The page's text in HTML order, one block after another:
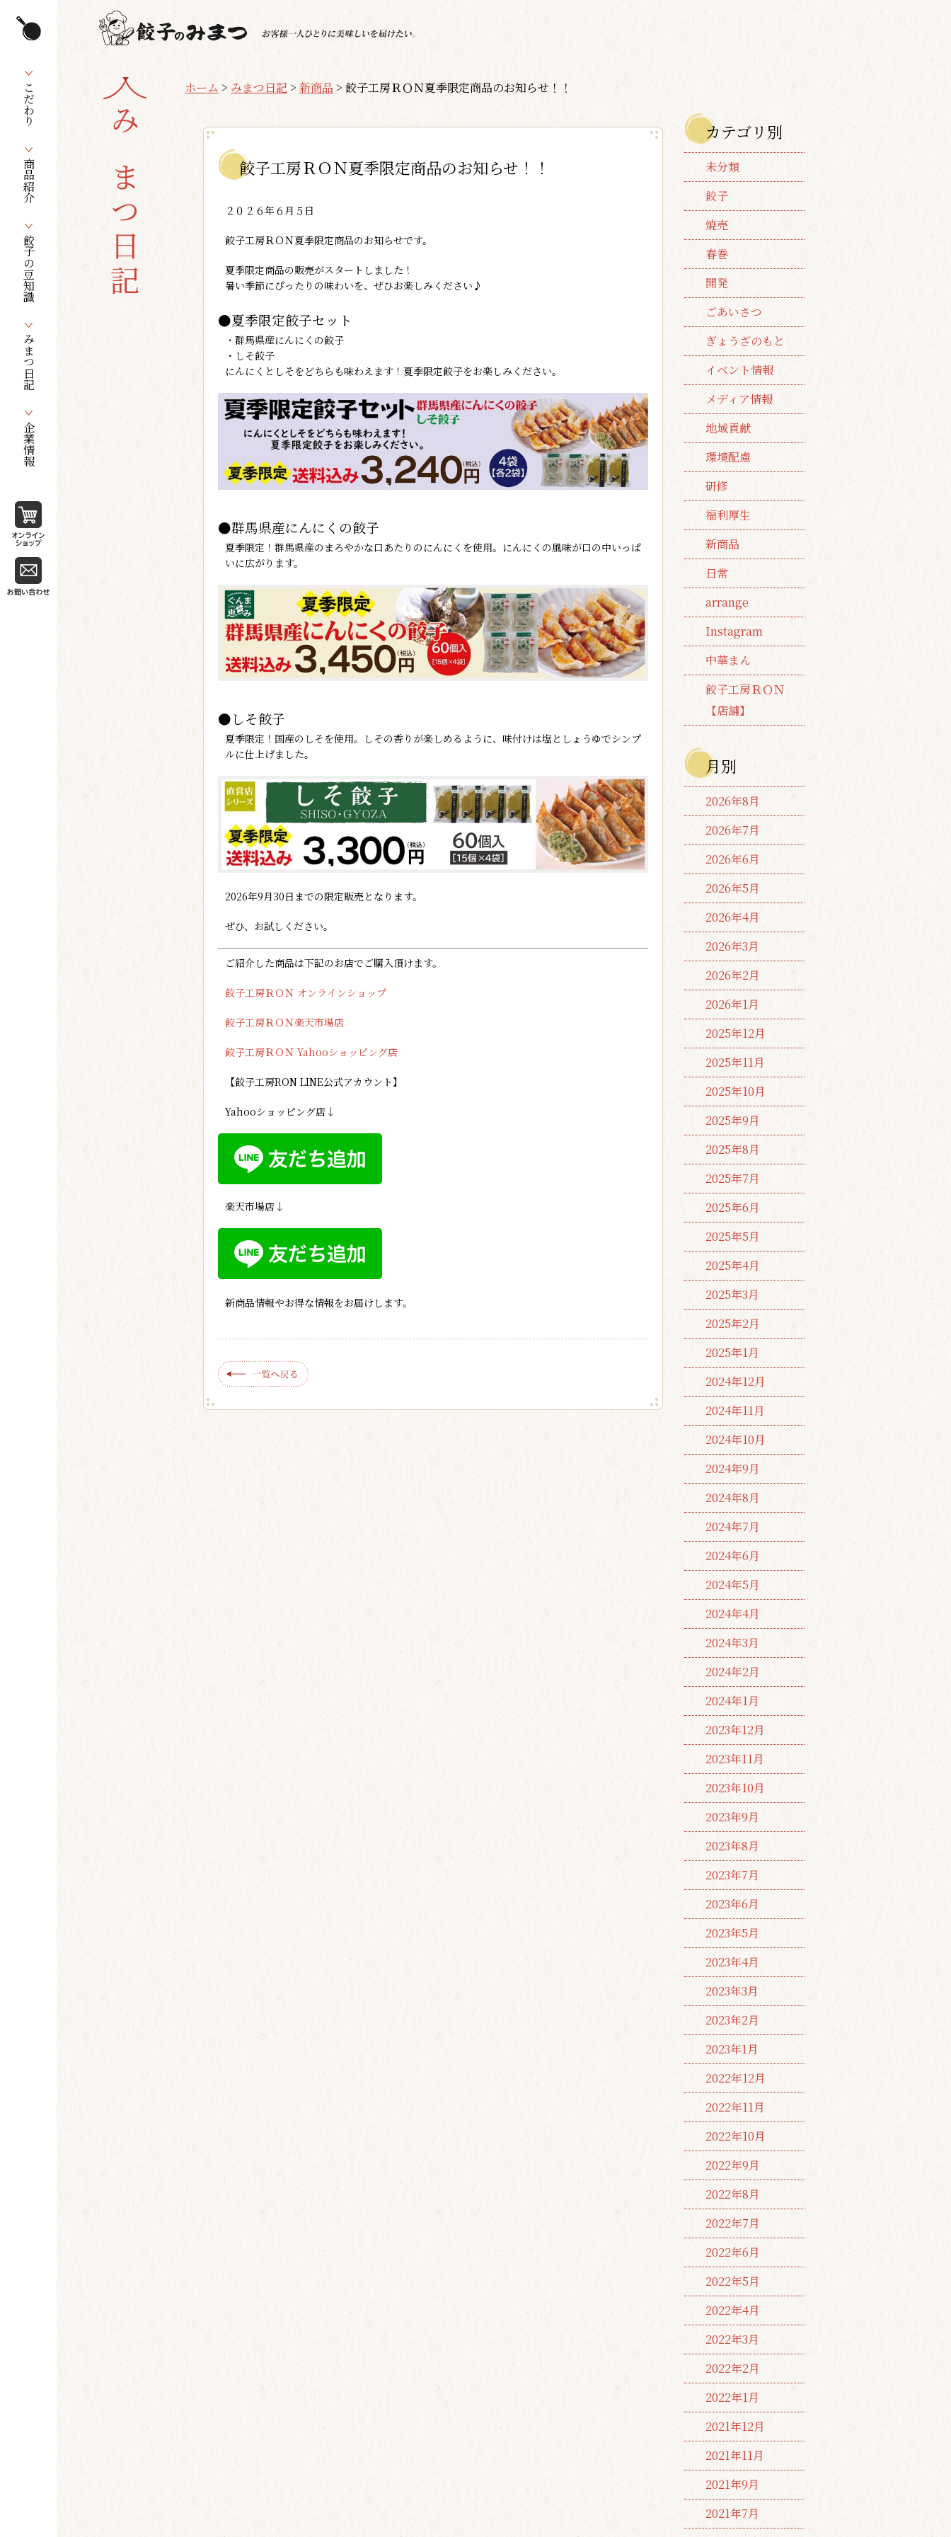
こだわり
商品紹介
餃子の豆知識
みまつ日記
企業情報
みまつ日記
ホーム > みまつ日記 > 新商品 > 餃子工房ＲＯＮ夏季限定商品のお知らせ！！
餃子工房ＲＯＮ夏季限定商品のお知らせ！！
２０２６年６月５日
餃子工房ＲＯＮ夏季限定商品のお知らせです。
夏季限定商品の販売がスタートしました！
暑い季節にぴったりの味わいを、ぜひお楽しみください♪
●夏季限定餃子セット
・群馬県産にんにくの餃子
・しそ餃子
にんにくとしそをどちらも味わえます！夏季限定餃子をお楽しみください。
●群馬県産にんにくの餃子
夏季限定！群馬県産のまろやかな口あたりのにんにくを使用。にんにくの風味が口の中いっぱ
いに広がります。
●しそ餃子
夏季限定！国産のしそを使用。しその香りが楽しめるように、味付けは塩としょうゆでシンプ
ルに仕上げました。
2026年9月30日までの限定販売となります。
ぜひ、お試しください。
ご紹介した商品は下記のお店でご購入頂けます。
餃子工房ＲＯＮ オンラインショップ
餃子工房ＲＯＮ楽天市場店
餃子工房ＲＯＮ Yahooショッピング店
【餃子工房RON LINE公式アカウント】
Yahooショッピング店↓
楽天市場店↓
新商品情報やお得な情報をお届けします。
カテゴリ別
未分類
餃子
焼売
春巻
開発
ごあいさつ
ぎょうざのもと
イベント情報
メディア情報
地域貢献
環境配慮
研修
福利厚生
新商品
日常
arrange
Instagram
中華まん
餃子工房ＲＯＮ
【店舗】
月別
2026年8月
2026年7月
2026年6月
2026年5月
2026年4月
2026年3月
2026年2月
2026年1月
2025年12月
2025年11月
2025年10月
2025年9月
2025年8月
2025年7月
2025年6月
2025年5月
2025年4月
2025年3月
2025年2月
2025年1月
2024年12月
2024年11月
2024年10月
2024年9月
2024年8月
2024年7月
2024年6月
2024年5月
2024年4月
2024年3月
2024年2月
2024年1月
2023年12月
2023年11月
2023年10月
2023年9月
2023年8月
2023年7月
2023年6月
2023年5月
2023年4月
2023年3月
2023年2月
2023年1月
2022年12月
2022年11月
2022年10月
2022年9月
2022年8月
2022年7月
2022年6月
2022年5月
2022年4月
2022年3月
2022年2月
2022年1月
2021年12月
2021年11月
2021年9月
2021年7月